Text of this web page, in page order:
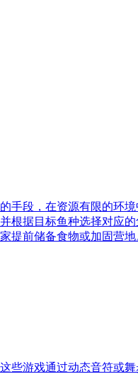
手段，在资源有限的环
根据目标鱼种选择对应
前储备食物或加固营
些游戏通过动态音符或